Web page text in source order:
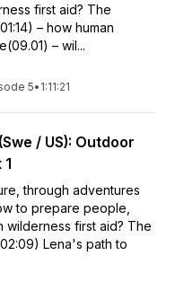
first aid? The
– how human
– wil...
5• 1:11:21
/ US): Outdoor
through adventures
to prepare people,
wilderness first aid? The
Lena's path to